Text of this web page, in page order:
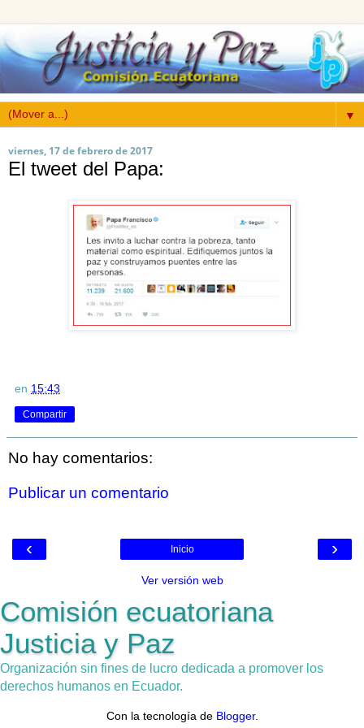
▼
viernes, 17 de febrero de 2017
El tweet del Papa:
en 15:43
Compartir
No hay comentarios:
Publicar un comentario
‹ ›
Inicio
Ver versión web
Comisión ecuatoriana
Justicia y Paz
Organización sin fines de lucro dedicada a promover los
derechos humanos en Ecuador.
Con la tecnología de Blogger.